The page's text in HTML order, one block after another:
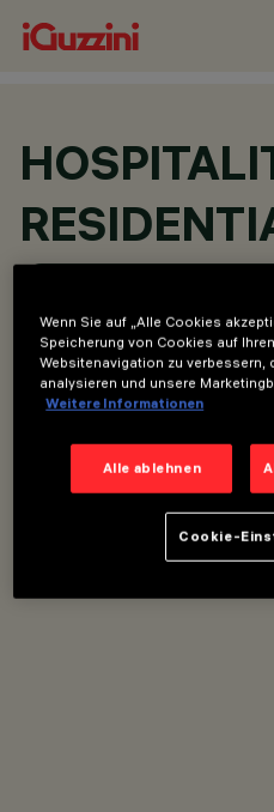
Wenn Sie auf „Alle Cookies
Speicherung von Cookies auf
Websitenavigation zu verbessern,
analysieren und unsere
Weitere Informationen
Alle ablehnen
Cookie-